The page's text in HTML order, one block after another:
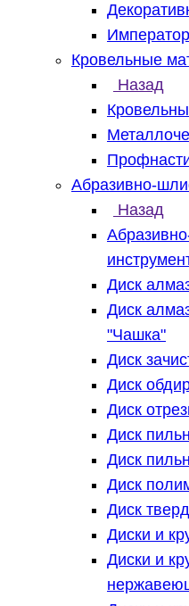
Кровельные
Назад
Абразивно-
Назад
Диск
Диск
"Чашка"
Диск
Диск
Диск
Диск
Диск
Диск
Диск
Диски и
Диски и